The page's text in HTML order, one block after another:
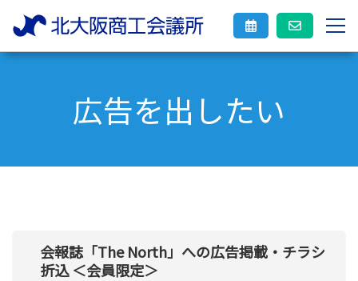
広告を出したい
会報誌「The North」への広告掲載・チラシ
折込 ＜会員限定＞